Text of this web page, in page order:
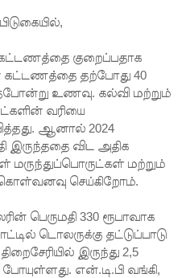
குறைப்பதாக
கட்டணத்தை தற்போது 40
உணவு. கல்வி மற்றும்
வரியை
ஆனால் 2024
இருந்ததை விட அதிக
மற்றும்
செய்கிறோம்.
பெருமதி 330 ரூபாவாக
டொலருக்கு தட்டுப்பாடு
இருந்து 2,5
என்.டி.பி வங்கி,